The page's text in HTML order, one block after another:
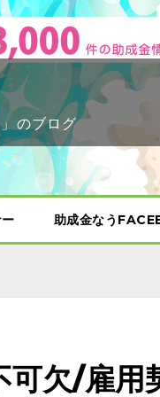
のブログ
助成金なう
可欠/雇用